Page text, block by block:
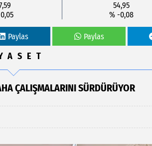
54,95
% -0,08
Paylas Paylas
ÇALIŞMALARINI SÜRDÜRÜYOR